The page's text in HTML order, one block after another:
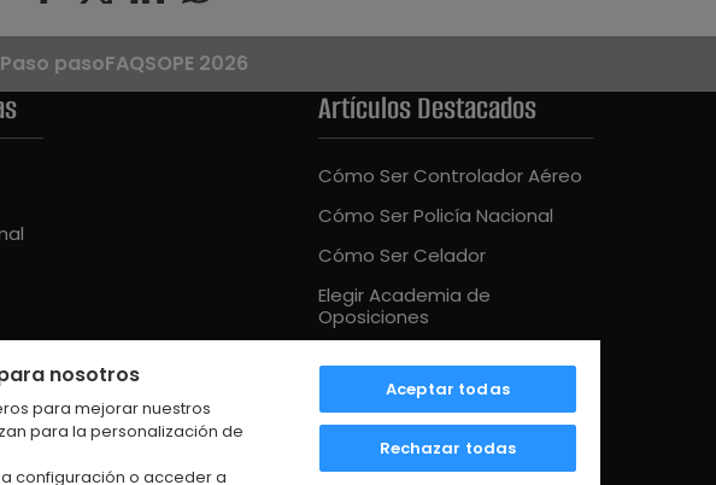
Paso pasoFAQSOPE 2026
Artículos Destacados
Cómo Ser Controlador Aéreo
Cómo Ser Policía Nacional
Cómo Ser Celador
Elegir Academia de
Oposiciones
Mejor Academia Oposiciones
UE
nosotros
para mejorar nuestros
para la personalización de
configuración o acceder a
Aceptar todas
Rechazar todas